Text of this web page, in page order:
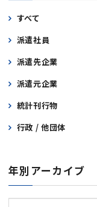
すべて
派遣社員
派遣先企業
派遣元企業
統計刊行物
行政 / 他団体
年別アーカイブ